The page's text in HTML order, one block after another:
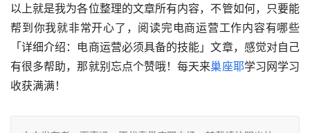
以上就是我为各位整理的文章所有内容，不管如何，只要能
帮到你我就非常开心了，阅读完电商运营工作内容有哪些
「详细介绍：电商运营必须具备的技能」文章，感觉对自己
有很多帮助，那就别忘点个赞哦！每天来巢座耶学习网学习
收获满满！